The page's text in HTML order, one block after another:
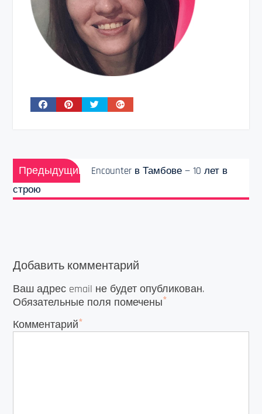
Навигация
по
записям
Предыдущий
Предыдущая
запись:
Encounter в Тамбове — 10 лет в
строю
Добавить комментарий
Ваш адрес email не будет опубликован.
Обязательные поля помечены*
Комментарий*